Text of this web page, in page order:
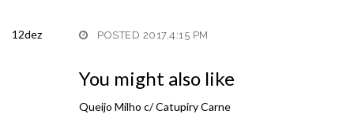
12dez POSTED 2017,4:15 PM
You might also like
Queijo Milho c/ CatupiryCarne